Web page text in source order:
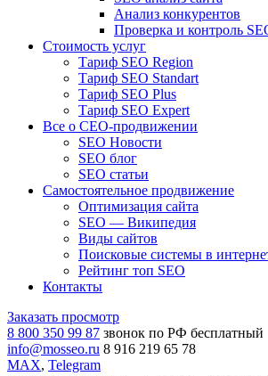
Анализ конкурентов
Проверка и контроль
Стоимость услуг
Тариф SEO Region
Тариф SEO Standart
Тариф SEO Plus
Тариф SEO Expert
Все о СЕО-продвижении
SEO Новости
SEO блог
SEO статьи
Самостоятельное продвижение
Оптимизация сайта
SEO — Википедия
Виды сайтов
Поисковые системы в
Рейтинг топ SEO
Контакты
Заказать просмотр
8 800 350 99 87 звонок по РФ бесплатный
info@mosseo.ru 8 916 219 65 78
MAX, Telegram